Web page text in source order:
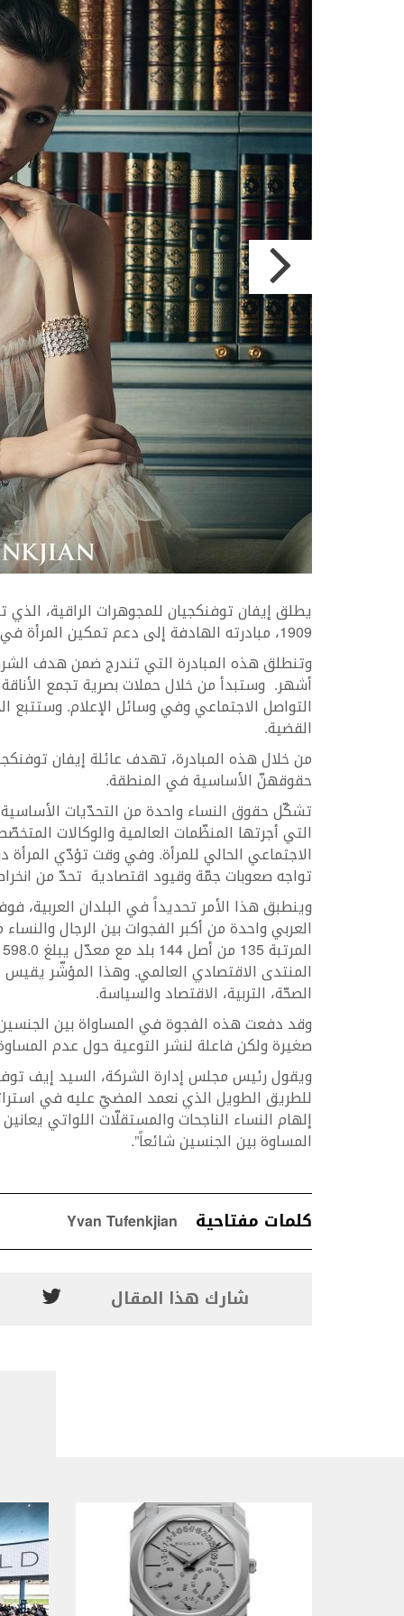
يطلق إيفان توفنكجيان للمجوهرات الراقية، الذي
1909، مبادرته الهادفة إلى دعم تمكين المرأة في لبنان والعالم العربي.
وتنطلق هذه المبادرة التي تندرج ضمن هدف
أشهر. وستبدأ من خلال حملات بصرية تجمع
التواصل الاجتماعي وفي وسائل الإعلام.
القضية.
من خلال هذه المبادرة، تهدف عائلة إيفان
حقوقهنّ الأساسية في المنطقة.
تشكّل حقوق النساء واحدة من التحدّيات الأساسية
التي أجرتها المنظّمات العالمية والوكالات
الاجتماعي الحالي للمرأة. وفي وقت تؤدّي المرأة
تواجه صعوبات جمّة وقيود اقتصادية تحدّ من
وينطبق هذا الأمر تحديداً في البلدان العربية،
العربي واحدة من أكبر الفجوات بين الرجال
المنتدى الاقتصادي العالمي. وهذا المؤشّر
الصحّة، التربية، الاقتصاد والسياسة.
وقد دفعت هذه الفجوة في المساواة بين
صغيرة ولكن فاعلة لنشر التوعية حول عدم
ويقول رئيس مجلس إدارة الشركة، السيد إيف
للطريق الطويل الذي نعمد المضيّ عليه في
إلهام النساء الناجحات والمستقلّات اللواتي
المساوة بين الجنسين شائعاً”.
كلمات مفتاحية Yvan Tufenkjian
شارك هذا المقال